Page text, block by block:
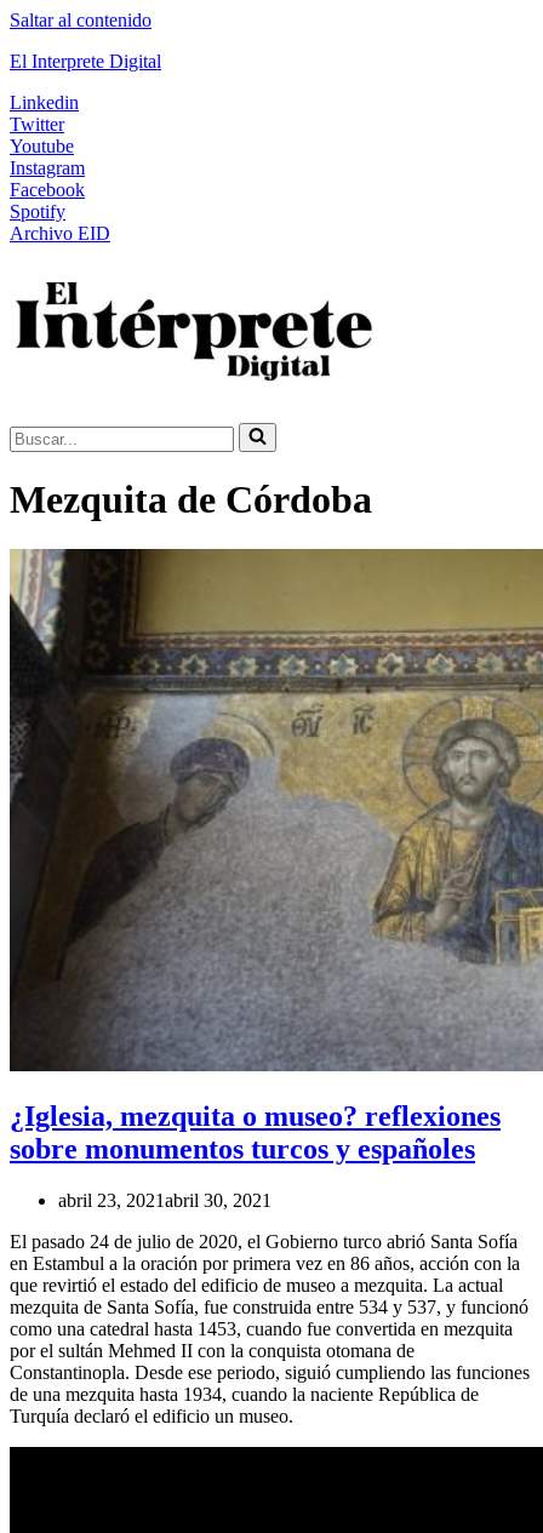
Saltar al contenido
El Interprete Digital
Linkedin
Twitter
Youtube
Instagram
Facebook
Spotify
Archivo EID
Buscar...
Mezquita de Córdoba
¿Iglesia, mezquita o museo? reflexiones
sobre monumentos turcos y españoles
abril 23, 2021abril 30, 2021
El pasado 24 de julio de 2020, el Gobierno turco abrió Santa Sofía
en Estambul a la oración por primera vez en 86 años, acción con la
que revirtió el estado del edificio de museo a mezquita. La actual
mezquita de Santa Sofía, fue construida entre 534 y 537, y funcionó
como una catedral hasta 1453, cuando fue convertida en mezquita
por el sultán Mehmed II con la conquista otomana de
Constantinopla. Desde ese periodo, siguió cumpliendo las funciones
de una mezquita hasta 1934, cuando la naciente República de
Turquía declaró el edificio un museo.